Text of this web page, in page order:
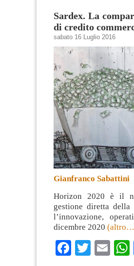
Sardex. La
di credito
sabato 16 Luglio 2016
Gianfranco Sabattini
Horizon 2020 è il
gestione diretta della
l’innovazione,
dicembre 2020
Facebook
Twitter